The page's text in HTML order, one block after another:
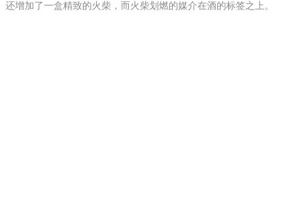
还增加了一盒精致的火柴，而火柴划燃的媒介在酒的标签之上。